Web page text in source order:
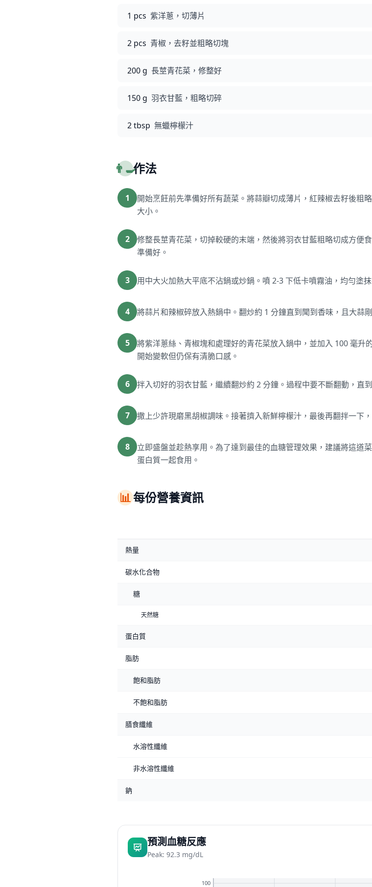
1 pcs 紫洋蔥，切薄片
2 pcs 青椒，去籽並粗略切塊
200 g 長莖青花菜，修整好
150 g 羽衣甘藍，粗略切碎
2 tbsp 無蠟檸檬汁
👨‍🍳作法
1
開始烹飪前先準備好所有蔬菜。將蒜瓣切成薄片，紅辣椒去籽後粗
大小。
2
修整長莖青花菜，切掉較硬的末端，然後將羽衣甘藍粗略切成方便
準備好。
3 用中大火加熱大平底不沾鍋或炒鍋。噴 2-3 下低卡噴霧油，均勻塗抹
4 將蒜片和辣椒碎放入熱鍋中。翻炒約 1 分鐘直到聞到香味，且大蒜
5
將紫洋蔥絲、青椒塊和處理好的青花菜放入鍋中，並加入 100 毫升
開始變軟但仍保有清脆口感。
6 拌入切好的羽衣甘藍，繼續翻炒約 2 分鐘。過程中要不斷翻動，直
7 撒上少許現磨黑胡椒調味。接著擠入新鮮檸檬汁，最後再翻拌一下
8
立即盛盤並趁熱享用。為了達到最佳的血糖管理效果，建議將這道
蛋白質一起食用。
📊每份營養資訊
熱量
碳水化合物
糖
天然糖
蛋白質
脂肪
飽和脂肪
不飽和脂肪
膳食纖維
水溶性纖維
非水溶性纖維
鈉
預測血糖反應
Peak: 92.3 mg/dL
100